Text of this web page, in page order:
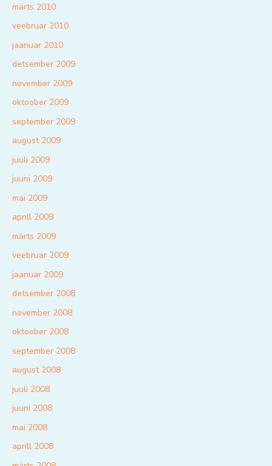
märts 2010
veebruar 2010
jaanuar 2010
detsember 2009
november 2009
oktoober 2009
september 2009
august 2009
juuli 2009
juuni 2009
mai 2009
aprill 2009
märts 2009
veebruar 2009
jaanuar 2009
detsember 2008
november 2008
oktoober 2008
september 2008
august 2008
juuli 2008
juuni 2008
mai 2008
aprill 2008